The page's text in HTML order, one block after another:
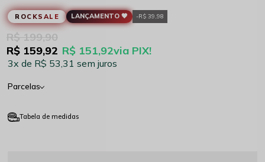
ROCKSALE LANÇAMENTO 🖤 R$ 39,98
R$ 151,92via PIX!
R$ 199,90
R$ 159,92
3x R$ 53,31sem juros
Parcelas
Tabela de medidas